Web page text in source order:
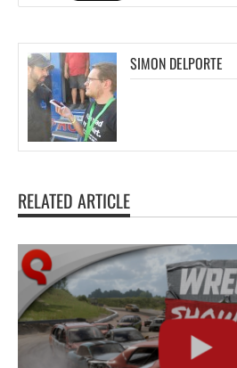
SIMON DELPORTE
RELATED ARTICLE